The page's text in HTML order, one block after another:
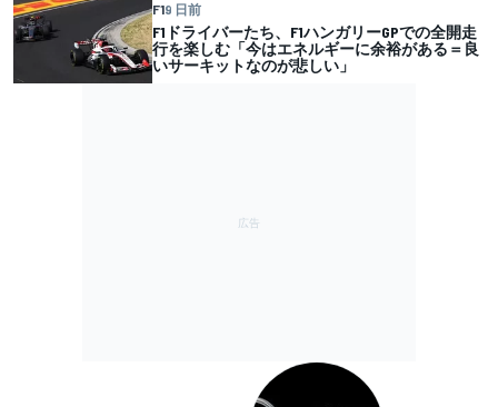
F19 日前
F1ドライバーたち、F1ハンガリーGPでの全開走
行を楽しむ「今はエネルギーに余裕がある＝良
いサーキットなのが悲しい」